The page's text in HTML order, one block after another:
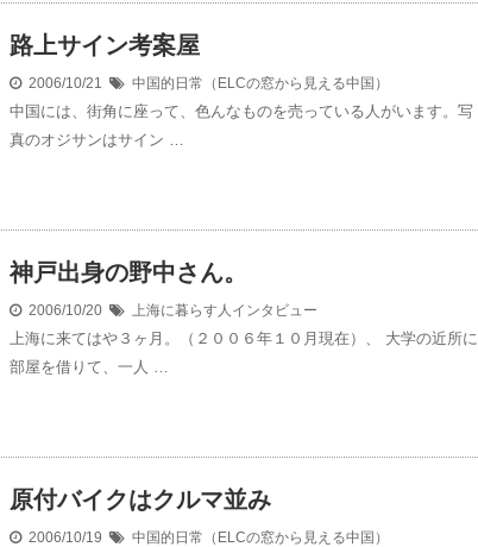
路上サイン考案屋
2006/10/21 中国的日常（ELCの窓から見える中国）
中国には、街角に座って、色んなものを売っている人がいます。写
真のオジサンはサイン …
神戸出身の野中さん。
2006/10/20 上海に暮らす人インタビュー
上海に来てはや３ヶ月。（２００６年１０月現在）、 大学の近所に
部屋を借りて、一人 …
原付バイクはクルマ並み
2006/10/19 中国的日常（ELCの窓から見える中国）